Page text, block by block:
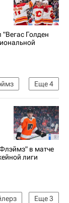
Голден
Еще4
в матче
лиги
Еще3